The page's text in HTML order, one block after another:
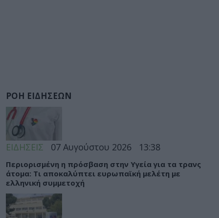
ΡΟΗ ΕΙΔΗΣΕΩΝ
ΕΙΔΗΣΕΙΣ 07 Αυγούστου 2026 13:38
Περιορισμένη η πρόσβαση στην Υγεία για τα τρανς
άτομα: Τι αποκαλύπτει ευρωπαϊκή μελέτη με
ελληνική συμμετοχή